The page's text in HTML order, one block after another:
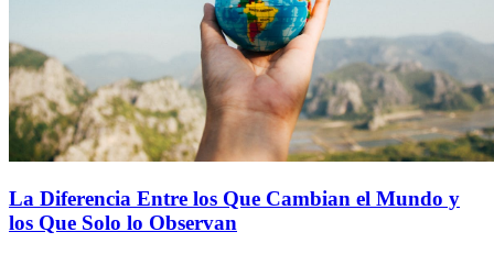
La Diferencia Entre los Que Cambian el Mundo y
los Que Solo lo Observan